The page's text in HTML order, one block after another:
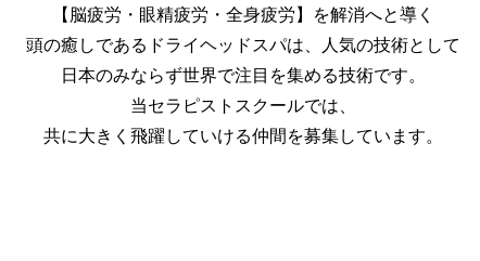
【脳疲労・眼精疲労・全身疲労】を解消へと導く
頭の癒しであるドライヘッドスパは、人気の技術として
日本のみならず世界で注目を集める技術です。
当セラピストスクールでは、
共に大きく飛躍していける仲間を募集しています。